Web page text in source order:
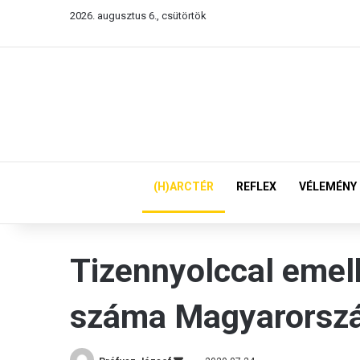
2026. augusztus 6., csütörtök
(H)ARCTÉR REFLEX VÉLEMÉNY
Tizennyolccal
száma